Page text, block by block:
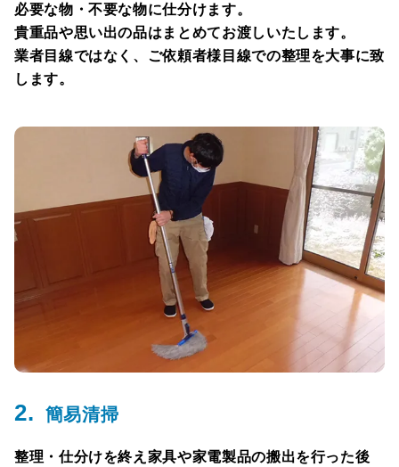
必要な物・不要な物に仕分けます。
貴重品や思い出の品はまとめてお渡しいたします。
業者目線ではなく、ご依頼者様目線での整理を大事に致
します。
2. 簡易清掃
整理・仕分けを終え家具や家電製品の搬出を行った後